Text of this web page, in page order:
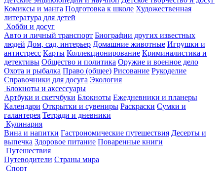
Комиксы и манга Подготовка к школе Художественная
литература для детей
Хобби и досуг
Авто и личный транспорт Биографии других известных
людей Дом, сад, интерьер Домашние животные Игрушки и
антистресс Карты Коллекционирование Криминалистика и
детективы Общество и политика Оружие и военное дело
Охота и рыбалка Право (общее) Рисование Рукоделие
Справочники для досуга Экология
Блокноты и аксессуары
Артбуки и скетчбуки Блокноты Ежедневники и планеры
Календари Открытки и сувениры Раскраски Сумки и
галантерея Тетради и дневники
Кулинария
Вина и напитки Гастрономические путешествия Десерты и
выпечка Здоровое питание Поваренные книги
Путешествия
Путеводители Страны мира
Спорт